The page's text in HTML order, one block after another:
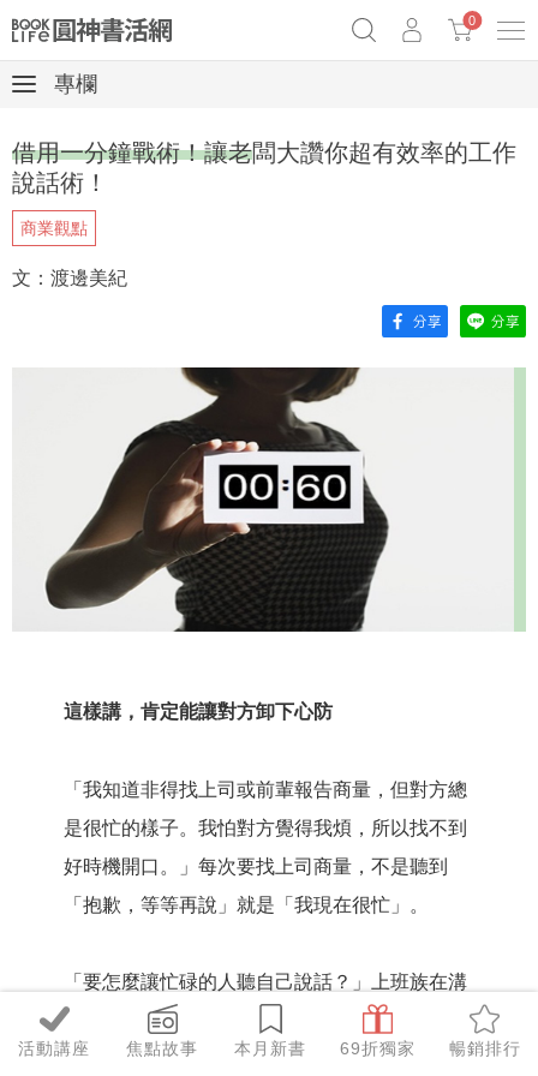
Netflix話題章魚小說！
0
活動講座 焦點故事 本月新書 69折獨家 暢銷排行
專欄
借用一分鐘戰術！讓老闆大讚你超有效率的工作
說話術！
商業觀點
文：渡邊美紀
這樣講，肯定能讓對方卸下心防
「我知道非得找上司或前輩報告商量，但對方總
是很忙的樣子。我怕對方覺得我煩，所以找不到
好時機開口。」 每次要找上司商量，不是聽到
「抱歉，等等再說」就是「我現在很忙」。
「要怎麼讓忙碌的人聽自己說話？」
上班族在溝
通方面名列前茅的煩惱，就是這個。